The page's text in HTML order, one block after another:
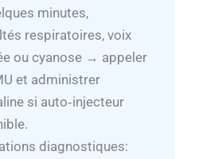
minutes,
respiratoires, voix
ou cyanose → appeler
et administrer
si auto‑injecteur
diagnostiques: